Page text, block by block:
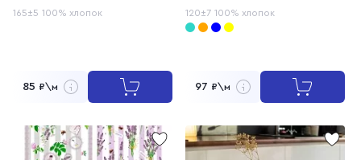
165±5 100% хлопок
85 ₽\м
120±7 100% хлопок
97 ₽\м